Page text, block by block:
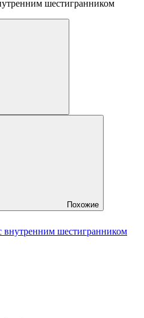
Похожие
внутренним шестигранником